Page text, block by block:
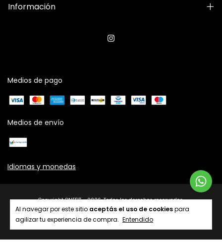
Al navegar por este sitio aceptás el uso de cookiespara
agilizar tu experiencia de compra. Entendido
Información
Medios de pago
Medios de envío
Idiomas y monedas
Copyright ONEFIT - 2026. Todos los derechos reservados.